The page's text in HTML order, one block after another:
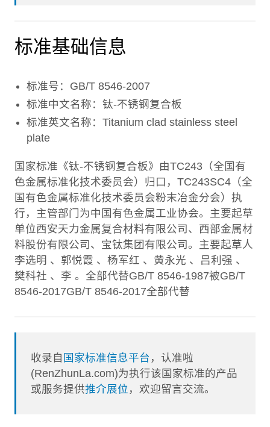
标准基础信息
标准号：GB/T 8546-2007
标准中文名称：钛-不锈钢复合板
标准英文名称：Titanium clad stainless steel
plate
国家标准《钛-不锈钢复合板》由TC243（全国有
色金属标准化技术委员会）归口，TC243SC4（全
国有色金属标准化技术委员会粉末冶金分会）执
行，主管部门为中国有色金属工业协会。主要起草
单位西安天力金属复合材料有限公司、西部金属材
料股份有限公司、宝钛集团有限公司。主要起草人
李选明 、郭悦霞 、杨军红 、黄永光 、吕利强 、
樊科社 、李 。全部代替GB/T 8546-1987被GB/T
8546-2017GB/T 8546-2017全部代替
收录自 国家标准信息平台 ，认准啦
(RenZhunLa.com)为执行该国家标准的产品
或服务提供推介展位 ，欢迎留言交流。